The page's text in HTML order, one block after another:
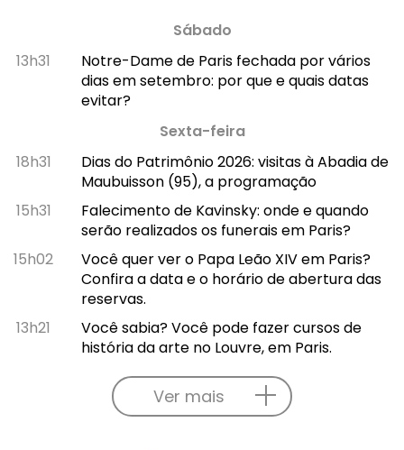
Sábado
13h31
Notre-Dame de Paris fechada por vários
dias em setembro: por que e quais datas
evitar?
Sexta-feira
18h31
Dias do Patrimônio 2026: visitas à Abadia de
Maubuisson (95), a programação
15h31
Falecimento de Kavinsky: onde e quando
serão realizados os funerais em Paris?
15h02
Você quer ver o Papa Leão XIV em Paris?
Confira a data e o horário de abertura das
reservas.
13h21
Você sabia? Você pode fazer cursos de
história da arte no Louvre, em Paris.
Ver mais